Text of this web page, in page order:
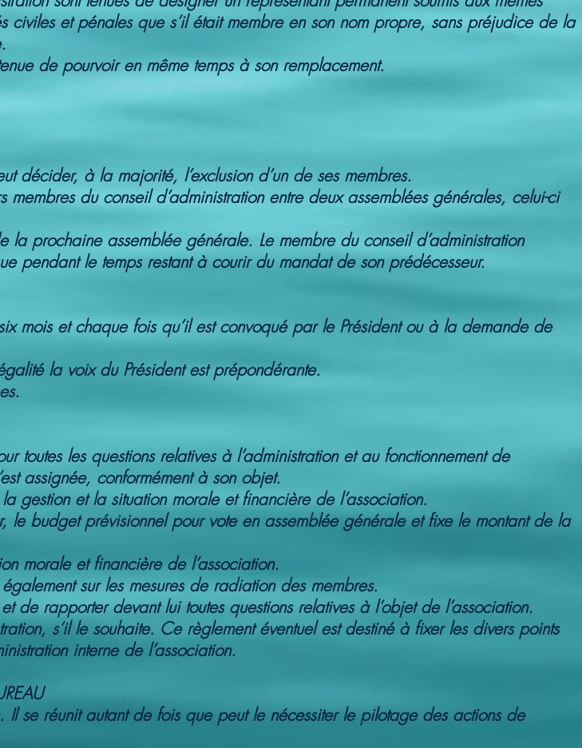
civiles et pénales que s’il était membre en son nom propre, sans préjudice de la
de pourvoir en même temps à son remplacement.
décider, à la majorité, l’exclusion d’un de ses membres.
du conseil d’administration entre deux assemblées générales, celui-ci
la prochaine assemblée générale. Le membre du conseil d’administration
pendant le temps restant à courir du mandat de son prédécesseur.
mois et chaque fois qu’il est convoqué par le Président ou à la demande de
la voix du Président est prépondérante.
toutes les questions relatives à l’administration et au fonctionnement de
assignée, conformément à son objet.
gestion et la situation morale et financière de l’association.
le budget prévisionnel pour vote en assemblée générale et fixe le montant de la
morale et financière de l’association.
sur les mesures de radiation des membres.
de rapporter devant lui toutes questions relatives à l’objet de l’association.
s’il le souhaite. Ce règlement éventuel est destiné à fixer les divers points
interne de l’association.
se réunit autant de fois que peut le nécessiter le pilotage des actions de